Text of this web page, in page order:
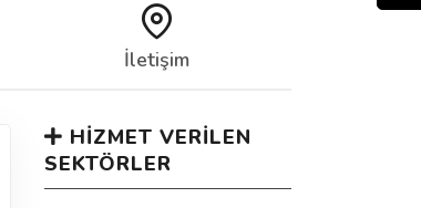
İletişim
HIZMET VERILEN
SEKTÖRLER